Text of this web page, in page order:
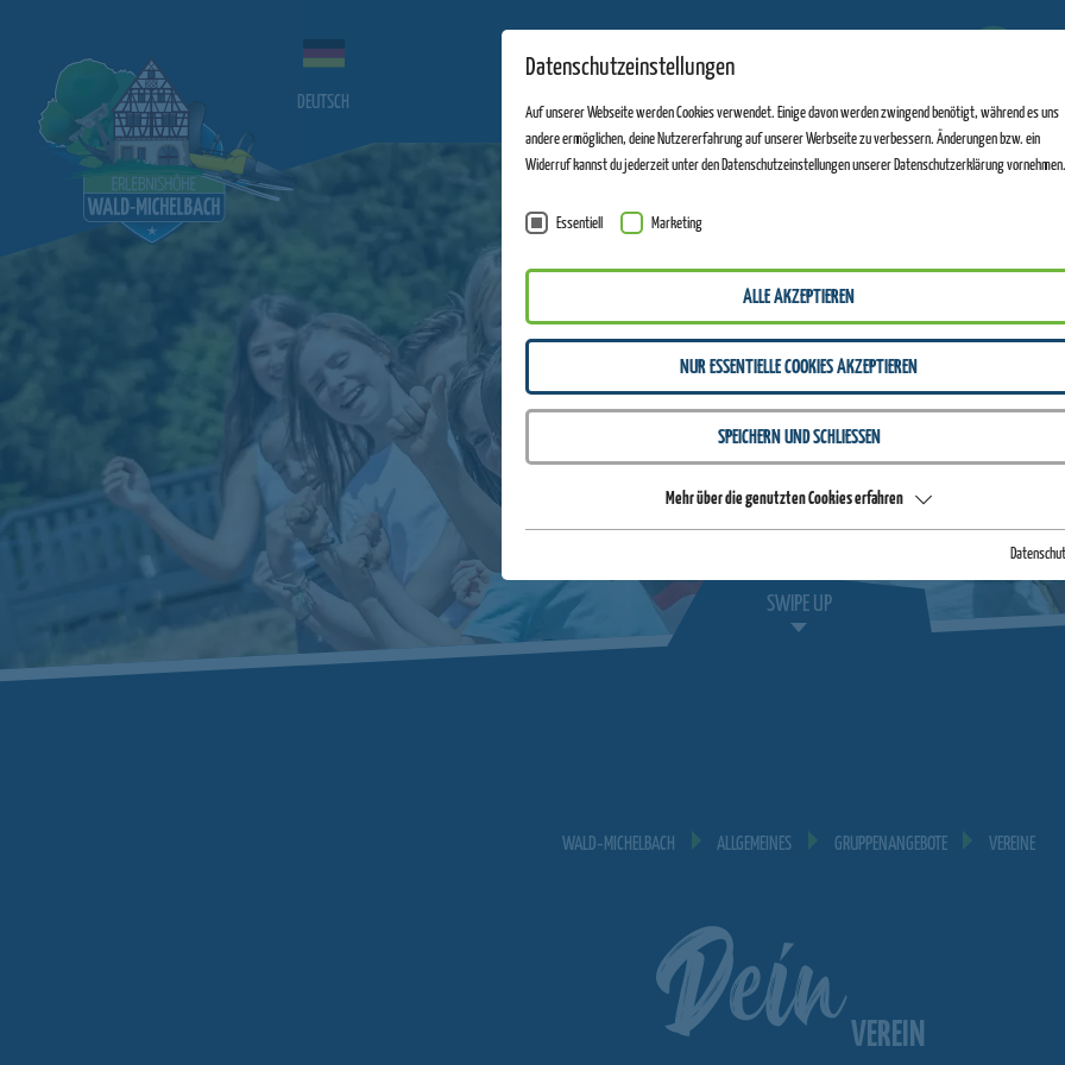
DEUTSCH
SWIPE UP
WALD‐MICHELBACH ALLGEMEINES GRUPPENANGEBOTE VEREINE
DeinVEREIN
Datenschutzeinstellungen
Auf unserer Webseite werden Cookies verwendet. Einige davon werden zwingend benötigt, während es uns
andere ermöglichen, deine Nutzererfahrung auf unserer Werbseite zu verbessern. Änderungen bzw. ein
Widerruf kannst du jederzeit unter den Datenschutzeinstellungen unserer Datenschutzerklärung vornehmen.
Essentiell Marketing
ALLE AKZEPTIEREN
NUR ESSENTIELLE COOKIES AKZEPTIEREN
SPEICHERN UND SCHLIESSEN
Mehr über die genutzten Cookies erfahren